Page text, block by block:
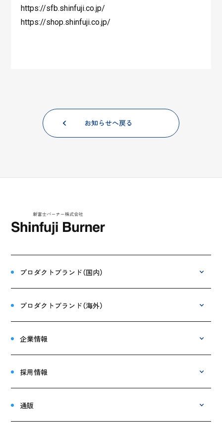
https://sfb.shinfuji.co.jp/
https://shop.shinfuji.co.jp/
お知らせへ戻る
プロダクトブランド（国内）
プロダクトブランド（海外）
企業情報
採用情報
通販